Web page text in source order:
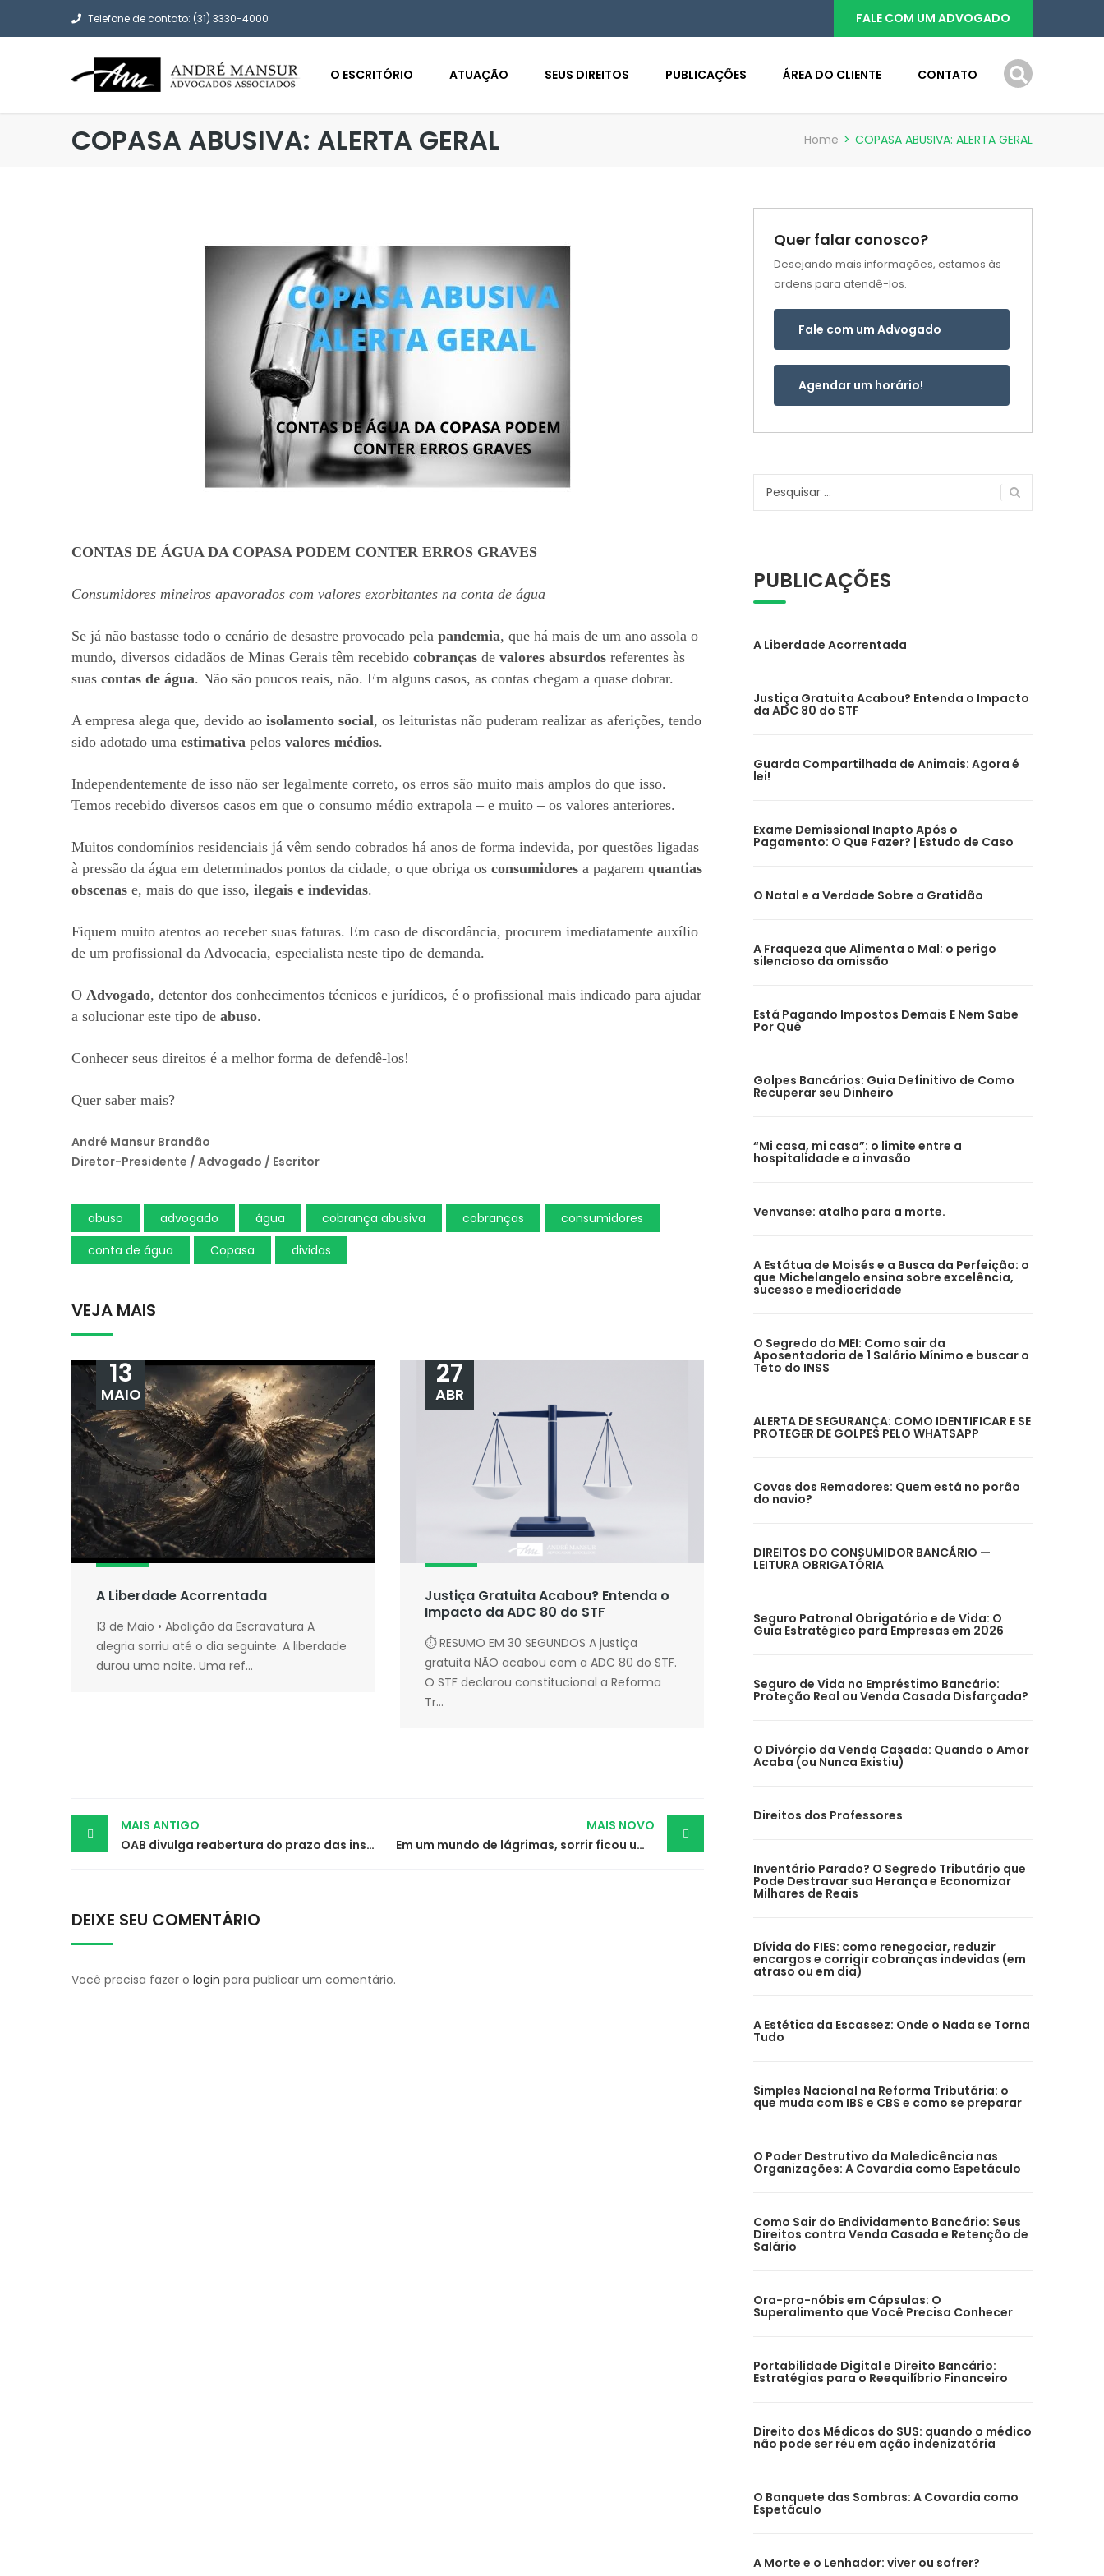
Telefone de contato: (31) 3330-4000 FALE COM UM ADVOGADO
O ESCRITÓRIO ATUAÇÃO SEUS DIREITOS PUBLICAÇÕES ÁREA DO CLIENTE CONTATO
COPASA ABUSIVA: ALERTA GERAL Home > COPASA ABUSIVA: ALERTA GERAL
CONTAS DE ÁGUA DA COPASA PODEM CONTER ERROS GRAVES
Consumidores mineiros apavorados com valores exorbitantes na conta de água
Se já não bastasse todo o cenário de desastre provocado pela pandemia, que há mais de um ano assola o
mundo, diversos cidadãos de Minas Gerais têm recebido cobranças de valores absurdos referentes às
suas contas de água. Não são poucos reais, não. Em alguns casos, as contas chegam a quase dobrar.
A empresa alega que, devido ao isolamento social, os leituristas não puderam realizar as aferições, tendo
sido adotado uma estimativa pelos valores médios.
Independentemente de isso não ser legalmente correto, os erros são muito mais amplos do que isso.
Temos recebido diversos casos em que o consumo médio extrapola – e muito – os valores anteriores.
Muitos condomínios residenciais já vêm sendo cobrados há anos de forma indevida, por questões ligadas
à pressão da água em determinados pontos da cidade, o que obriga os consumidores a pagarem quantias
obscenas e, mais do que isso, ilegais e indevidas.
Fiquem muito atentos ao receber suas faturas. Em caso de discordância, procurem imediatamente auxílio
de um profissional da Advocacia, especialista neste tipo de demanda.
O Advogado, detentor dos conhecimentos técnicos e jurídicos, é o profissional mais indicado para ajudar
a solucionar este tipo de abuso.
Conhecer seus direitos é a melhor forma de defendê-los!
Quer saber mais?
André Mansur Brandão
Diretor-Presidente / Advogado / Escritor
abuso advogado água cobrança abusiva cobranças
consumidores
conta de água
Copasa dividas
VEJA MAIS
A Liberdade Acorrentada
13
MAIO
13 de Maio • Abolição da Escravatura A
alegria sorriu até o dia seguinte. A liberdade
durou uma noite. Uma ref...
Justiça Gratuita Acabou? Entenda o
Impacto da ADC 80 do STF
27
ABR
⏱ RESUMO EM 30 SEGUNDOS A justiça
gratuita NÃO acabou com a ADC 80 do STF.
O STF declarou constitucional a Reforma
Tr...
Post
navigation
MAIS ANTIGO
OAB divulga reabertura do prazo das inscrições para Exame de Ordem
MAIS NOVO
Em um mundo de lágrimas, sorrir ficou um pouco mais difícil…
DEIXE SEU COMENTÁRIO
Você precisa fazer o login para publicar um comentário.
Quer falar conosco?
Desejando mais informações, estamos às
ordens para atendê-los.
Fale com um Advogado
Agendar um horário!
Pesquisar
PUBLICAÇÕES
A Liberdade Acorrentada
Justiça Gratuita Acabou? Entenda o Impacto
da ADC 80 do STF
Guarda Compartilhada de Animais: Agora é
lei!
Exame Demissional Inapto Após o
Pagamento: O Que Fazer? | Estudo de Caso
O Natal e a Verdade Sobre a Gratidão
A Fraqueza que Alimenta o Mal: o perigo
silencioso da omissão
Está Pagando Impostos Demais E Nem Sabe
Por Quê
Golpes Bancários: Guia Definitivo de Como
Recuperar seu Dinheiro
“Mi casa, mi casa”: o limite entre a
hospitalidade e a invasão
Venvanse: atalho para a morte.
A Estátua de Moisés e a Busca da Perfeição: o
que Michelangelo ensina sobre excelência,
sucesso e mediocridade
O Segredo do MEI: Como sair da
Aposentadoria de 1 Salário Mínimo e buscar o
Teto do INSS
ALERTA DE SEGURANÇA: COMO IDENTIFICAR E SE
PROTEGER DE GOLPES PELO WHATSAPP
Covas dos Remadores: Quem está no porão
do navio?
DIREITOS DO CONSUMIDOR BANCÁRIO —
LEITURA OBRIGATÓRIA
Seguro Patronal Obrigatório e de Vida: O
Guia Estratégico para Empresas em 2026
Seguro de Vida no Empréstimo Bancário:
Proteção Real ou Venda Casada Disfarçada?
O Divórcio da Venda Casada: Quando o Amor
Acaba (ou Nunca Existiu)
Direitos dos Professores
Inventário Parado? O Segredo Tributário que
Pode Destravar sua Herança e Economizar
Milhares de Reais
Dívida do FIES: como renegociar, reduzir
encargos e corrigir cobranças indevidas (em
atraso ou em dia)
A Estética da Escassez: Onde o Nada se Torna
Tudo
Simples Nacional na Reforma Tributária: o
que muda com IBS e CBS e como se preparar
O Poder Destrutivo da Maledicência nas
Organizações: A Covardia como Espetáculo
Como Sair do Endividamento Bancário: Seus
Direitos contra Venda Casada e Retenção de
Salário
Ora-pro-nóbis em Cápsulas: O
Superalimento que Você Precisa Conhecer
Portabilidade Digital e Direito Bancário:
Estratégias para o Reequilíbrio Financeiro
Direito dos Médicos do SUS: quando o médico
não pode ser réu em ação indenizatória
O Banquete das Sombras: A Covardia como
Espetáculo
A Morte e o Lenhador: viver ou sofrer?